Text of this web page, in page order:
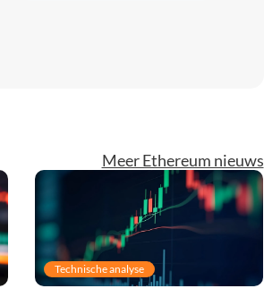
Meer Ethereum nieuws
Technische analyse